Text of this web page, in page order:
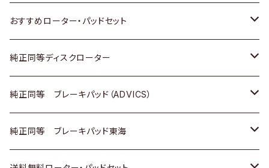
ダイハツ
マツダ
三菱
スバル
いすゞ
ダイハツ
マツダ
三菱
いすゞ
ダイハツ
三菱
日野
スズキ
日産
ダイハツ
マツダ
ホンダ
スズキ
日産
いすゞ
トヨタ
日産
いすゞ
ダイハツ
おすすめローター・パッドセット
トヨタ
ホンダ
スズキ
純正同等ディスクローター
トヨタ
ホンダ
純正同等 ブレーキパッド（ADVICS）
トヨタ
純正同等 ブレーキパッド東海